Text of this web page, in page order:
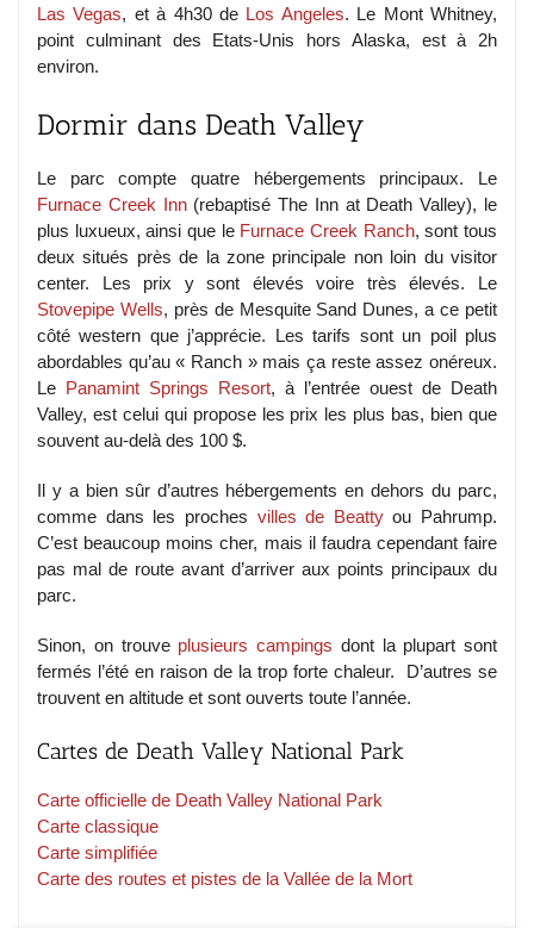
Las Vegas, et à 4h30 de Los Angeles. Le Mont Whitney,
point culminant des Etats-Unis hors Alaska, est à 2h
environ.
Dormir dans Death Valley
Le parc compte quatre hébergements principaux. Le
Furnace Creek Inn(rebaptisé The Inn at Death Valley), le
plus luxueux, ainsi que le Furnace Creek Ranch, sont tous
deux situés près de la zone principale non loin du visitor
center. Les prix y sont élevés voire très élevés. Le
Stovepipe Wells, près de Mesquite Sand Dunes, a ce petit
côté western que j’apprécie. Les tarifs sont un poil plus
abordables qu’au « Ranch » mais ça reste assez onéreux.
Le Panamint Springs Resort, à l’entrée ouest de Death
Valley, est celui qui propose les prix les plus bas, bien que
souvent au-delà des 100 $.
Il y a bien sûr d’autres hébergements en dehors du parc,
comme dans les proches villes de Beattyou Pahrump.
C’est beaucoup moins cher, mais il faudra cependant faire
pas mal de route avant d’arriver aux points principaux du
parc.
Sinon, on trouve plusieurs campings dont la plupart sont
fermés l’été en raison de la trop forte chaleur. D’autres se
trouvent en altitude et sont ouverts toute l’année.
Cartes de Death Valley National Park
Carte officielle de Death Valley National Park
Carte classique
Carte simplifiée
Carte des routes et pistes de la Vallée de la Mort